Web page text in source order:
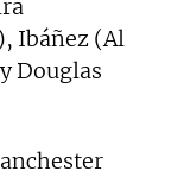
Ibáñez (Al
Douglas